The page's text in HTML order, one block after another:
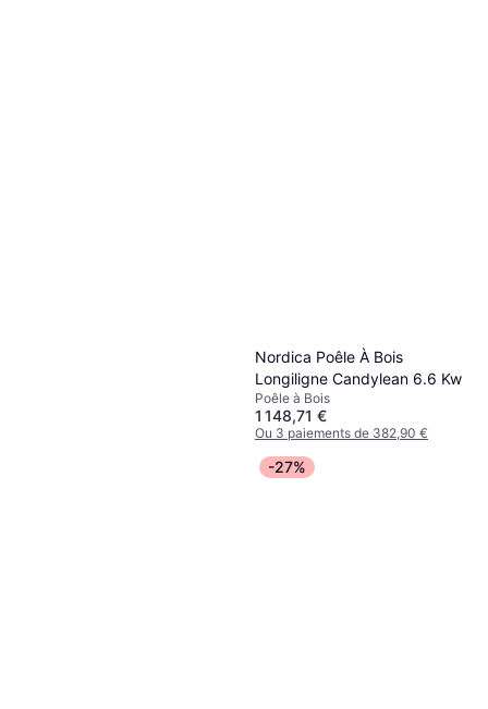
Nordica Poêle À Bois
Longiligne Candylean 6.6 Kw
Poêle à Bois
1 148,71 €
Ou 3 paiements de 382,90 €
-27%